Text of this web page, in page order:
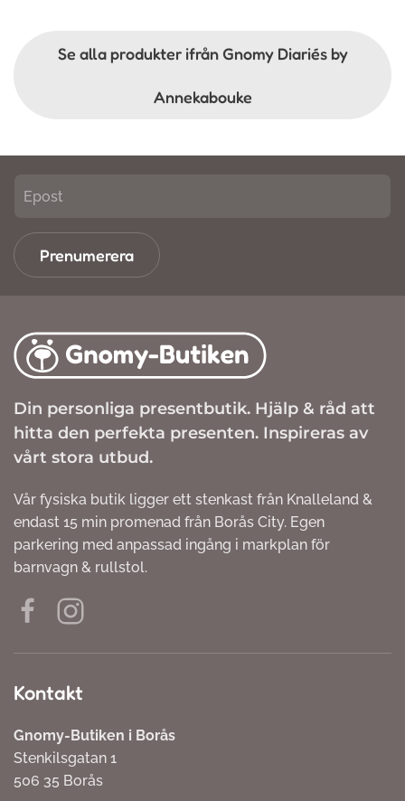
Se alla produkter ifrån Gnomy Diariés by
Annekabouke
Prenumerera
Din personliga presentbutik. Hjälp & råd att
hitta den perfekta presenten. Inspireras av
vårt stora utbud.
Vår fysiska butik ligger ett stenkast från Knalleland &
endast 15 min promenad från Borås City. Egen
parkering med anpassad ingång i markplan för
barnvagn & rullstol.
Kontakt
Gnomy-Butiken i Borås
Stenkilsgatan 1
506 35 Borås